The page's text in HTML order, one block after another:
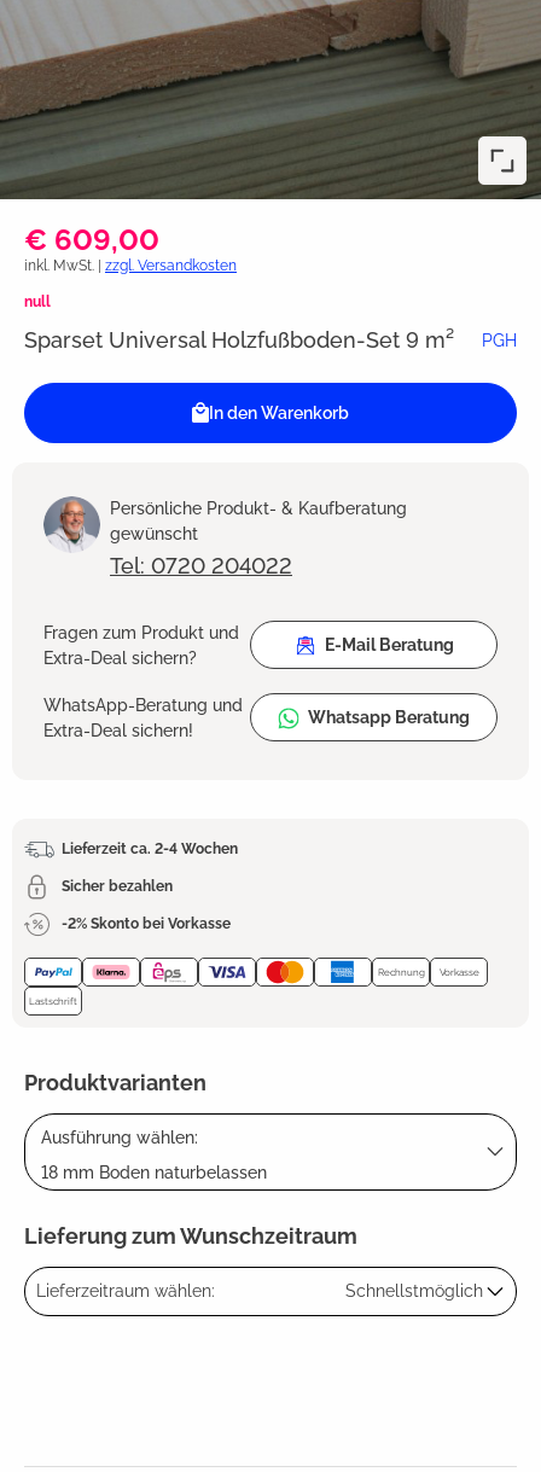
€ 609,00
inkl. MwSt. | zzgl. Versandkosten
null
Sparset Universal Holzfußboden-Set 9 m² PGH
In den Warenkorb
Persönliche Produkt- & Kaufberatung
gewünscht
Tel: 0720 204022
Fragen zum Produkt und
Extra-Deal sichern?
E-Mail Beratung
WhatsApp-Beratung und
Extra-Deal sichern!
Whatsapp Beratung
Lieferzeit ca. 2-4 Wochen
Sicher bezahlen
-2% Skonto bei Vorkasse
Rechnung Vorkasse
Lastschrift
Produktvarianten
Ausführung wählen:
18 mm Boden naturbelassen
Lieferung zum Wunschzeitraum
Lieferzeitraum wählen: Schnellstmöglich